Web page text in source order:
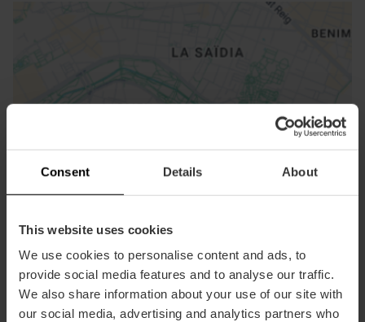
Consent Details About
This website uses cookies
We use cookies to personalise content and ads, to
provide social media features and to analyse our traffic.
We also share information about your use of our site with
our social media, advertising and analytics partners who